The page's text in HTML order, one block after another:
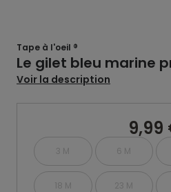
Tape à l'oeil ®
Le gilet bleu marine
Voir la description
9,99
3 M 6 M
18 M 23 M